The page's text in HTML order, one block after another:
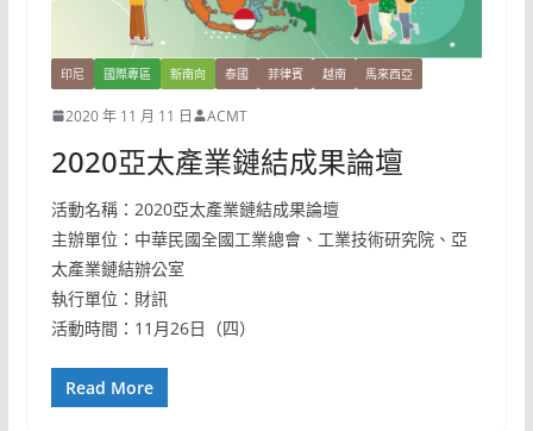
印尼 國際專區 新南向 泰國 菲律賓 越南 馬來西亞
2020 年 11 月 11 日 ACMT
2020亞太產業鏈結成果論壇
活動名稱：2020亞太產業鏈結成果論壇
主辦單位：中華民國全國工業總會、工業技術研究院、亞
太產業鏈結辦公室
執行單位：財訊
活動時間：11月26日（四）
Read More